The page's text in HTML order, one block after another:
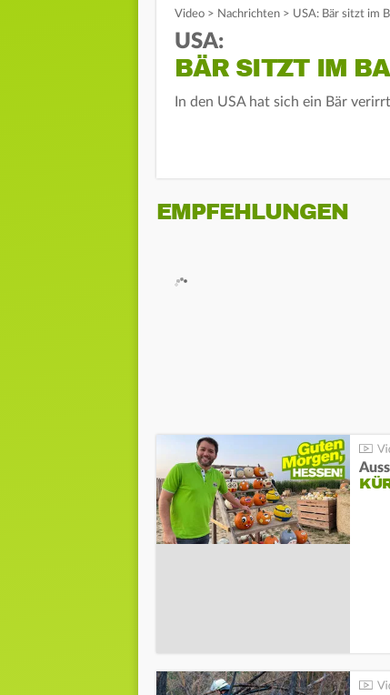
Video > Nachrichten > USA: Bär sitzt im
USA:
BÄR SITZT IM
In den USA hat sich ein Bär
EMPFEHLUNGEN